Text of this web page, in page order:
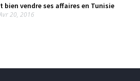
bien vendre ses affaires en Tunisie
20, 2016